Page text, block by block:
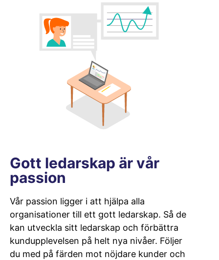
Gott ledarskap är vår
passion
Vår passion ligger i att hjälpa alla
organisationer till ett gott ledarskap. Så de
kan utveckla sitt ledarskap och förbättra
kundupplevelsen på helt nya nivåer. Följer
du med på färden mot nöjdare kunder och